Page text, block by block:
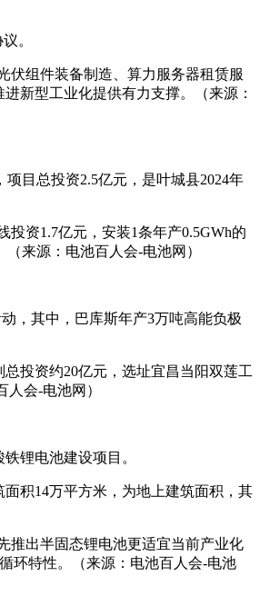
。
伏组件装备制造、算力服务器租赁服
新型工业化提供有力支撑。（来源：
目总投资2.5亿元，是叶城县2024年
资1.7亿元，安装1条年产0.5GWh的
来源：电池百人会-电池网）
，其中，巴库斯年产3万吨高能负极
投资约20亿元，选址宜昌当阳双莲工
会-电池网）
锂电池建设项目。
积14万平方米，为地上建筑面积，其
推出半固态锂电池更适宜当前产业化
环特性。（来源：电池百人会-电池